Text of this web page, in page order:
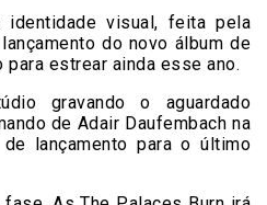
identidade visual, feita pela
do novo álbum de
estrear ainda esse ano.
gravando o aguardado
de Adair Daufembach na
lançamento para o último